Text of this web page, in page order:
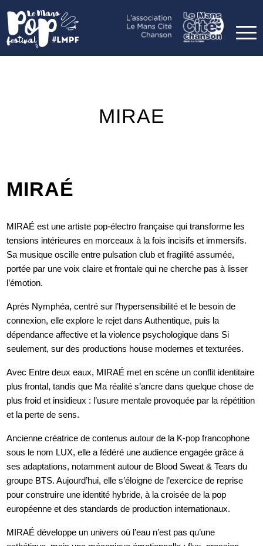
MIRAE
MIRAÉ
MIRAÉ est une artiste pop-électro française qui transforme les
tensions intérieures en morceaux à la fois incisifs et immersifs.
Sa musique oscille entre pulsation club et fragilité assumée,
portée par une voix claire et frontale qui ne cherche pas à lisser
l’émotion.
Après Nymphéa, centré sur l’hypersensibilité et le besoin de
connexion, elle explore le rejet dans Authentique, puis la
dépendance affective et la violence psychologique dans Si
seulement, sur des productions house modernes et texturées.
Avec Entre deux eaux, MIRAÉ met en scène un conflit identitaire
plus frontal, tandis que Ma réalité s’ancre dans quelque chose de
plus froid et insidieux : l’usure mentale provoquée par la répétition
et la perte de sens.
Ancienne créatrice de contenus autour de la K-pop francophone
sous le nom LUX, elle a fédéré une audience engagée grâce à
ses adaptations, notamment autour de Blood Sweat & Tears du
groupe BTS. Aujourd’hui, elle s’éloigne de l’exercice de reprise
pour construire une identité hybride, à la croisée de la pop
européenne et des standards de production internationaux.
MIRAÉ développe un univers où l’eau n’est pas qu’une